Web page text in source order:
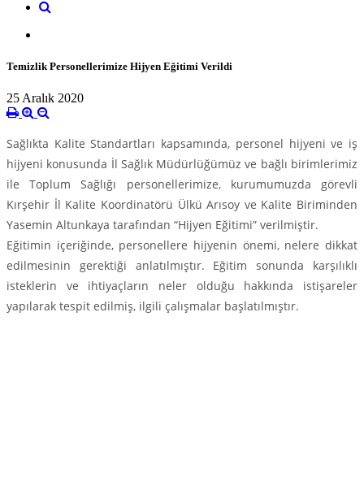
Temizlik Personellerimize Hijyen Eğitimi Verildi
25 Aralık 2020
Sağlıkta Kalite Standartları kapsamında, personel hijyeni ve iş
hijyeni konusunda İl Sağlık Müdürlüğümüz ve bağlı birimlerimiz
ile Toplum Sağlığı personellerimize, kurumumuzda görevli
Kırşehir İl Kalite Koordinatörü Ülkü Arısoy ve Kalite Biriminden
Yasemin Altunkaya tarafından “Hijyen Eğitimi” verilmiştir.
Eğitimin içeriğinde, personellere hijyenin önemi, nelere dikkat
edilmesinin gerektiği anlatılmıştır. Eğitim sonunda karşılıklı
isteklerin ve ihtiyaçların neler olduğu hakkında istişareler
yapılarak tespit edilmiş, ilgili çalışmalar başlatılmıştır.